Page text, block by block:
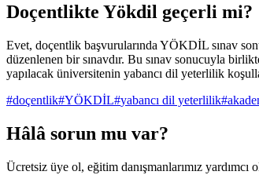
Doçentlikte Yökdil geçerli mi?
Evet, doçentlik başvurularında YÖKDİL sınav
düzenlenen bir sınavdır. Bu sınav sonucuyla
yapılacak üniversitenin yabancı dil yeterlilik
#doçentlik#YÖKDİL#yabancı dil yeterlilik#
Hâlâ sorun mu var?
Ücretsiz üye ol, eğitim danışmanlarımız yardımcı